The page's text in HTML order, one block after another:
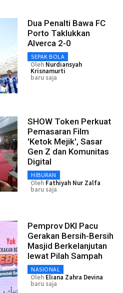
Dua Penalti Bawa FC
Porto Taklukkan
Alverca 2-0
SEPAK BOLA
Oleh Nurdiansyah
Krisnamurti
baru saja
SHOW Token Perkuat
Pemasaran Film
'Ketok Mejik', Sasar
Gen Z dan Komunitas
Digital
HIBURAN
Oleh Fathiyah Nur Zalfa
baru saja
Pemprov DKI Pacu
Gerakan Bersih-Bersih
Masjid Berkelanjutan
lewat Pilah Sampah
NASIONAL
Oleh Eliana Zahra Devina
baru saja